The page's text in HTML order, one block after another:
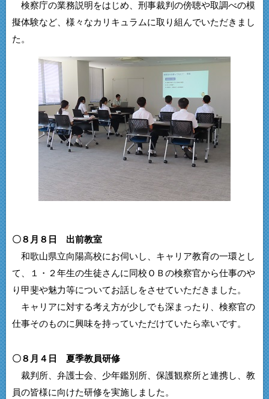
検察庁の業務説明をはじめ、刑事裁判の傍聴や取調べの模
擬体験など、様々なカリキュラムに取り組んでいただきまし
た。
〇８月８日 出前教室
和歌山県立向陽高校にお伺いし、キャリア教育の一環とし
て、１・２年生の生徒さんに同校ＯＢの検察官から仕事のや
り甲斐や魅力等についてお話しをさせていただきました。
キャリアに対する考え方が少しでも深まったり、検察官の
仕事そのものに興味を持っていただけていたら幸いです。
〇８月４日 夏季教員研修
裁判所、弁護士会、少年鑑別所、保護観察所と連携し、教
員の皆様に向けた研修を実施しました。